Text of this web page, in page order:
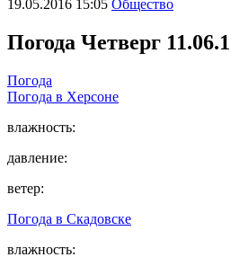
19.05.2016 15:05 Общество
Погода Четверг
Погода
Погода в Херсоне
влажность:
давление:
ветер:
Погода в Скадовске
влажность: